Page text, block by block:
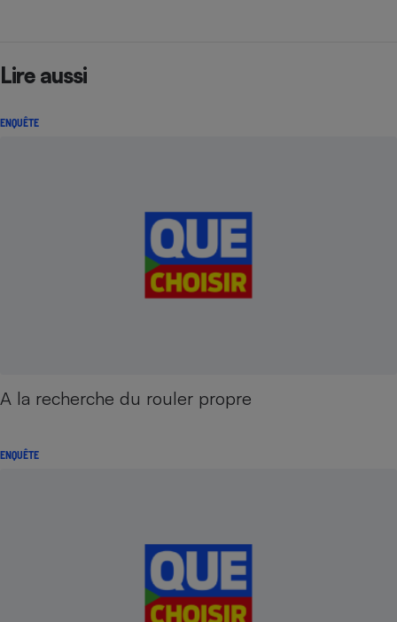
Lire aussi
ENQUÊTE
A la recherche du rouler propre
ENQUÊTE